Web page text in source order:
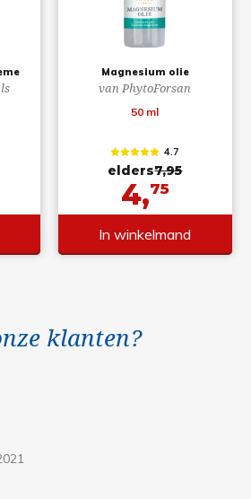
Magnesium olie
van PhytoForsan
50 ml
4.7
elders7,95
4,75
In winkelmand
klanten?